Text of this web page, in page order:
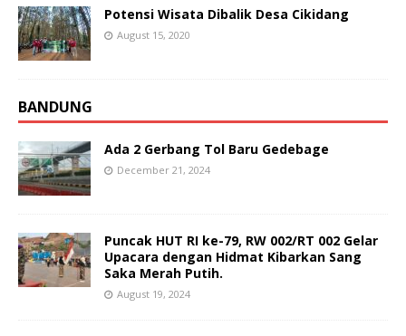
Potensi Wisata Dibalik Desa Cikidang
August 15, 2020
BANDUNG
Ada 2 Gerbang Tol Baru Gedebage
December 21, 2024
Puncak HUT RI ke-79, RW 002/RT 002 Gelar
Upacara dengan Hidmat Kibarkan Sang
Saka Merah Putih.
August 19, 2024